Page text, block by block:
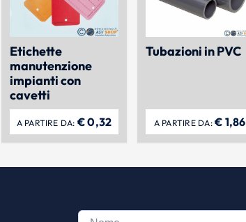
Etichette
manutenzione
impianti con
cavetti
A PARTIRE DA: €0,32
Tubazioni in PVC
A PARTIRE DA:€ 1,86